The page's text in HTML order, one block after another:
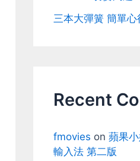
三本大彈簧 簡單心
Recent
fmovies on 蘋果
輸入法 第二版